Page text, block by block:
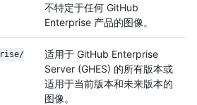
不特定于任何 GitHub
Enterprise 产品的图像。
适用于 GitHub Enterprise
Server (GHES) 的所有版本或
适用于当前版本和未来版本的
图像。